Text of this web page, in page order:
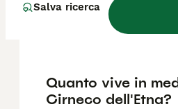
Salva ricerca
Quanto costa un
Cirneco dell'Etna?
Quanto vive in
Cirneco dell'Etna?